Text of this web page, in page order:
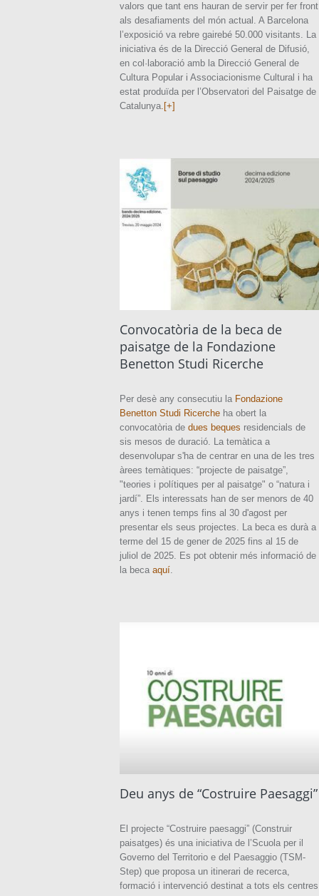
valors que tant ens hauran de servir per fer front
als desafiaments del món actual. A Barcelona
l’exposició va rebre gairebé 50.000 visitants. La
iniciativa és de la Direcció General de Difusió,
en col·laboració amb la Direcció General de
Cultura Popular i Associacionisme Cultural i ha
estat produïda per l’Observatori del Paisatge de
Catalunya.[+]
Convocatòria de la beca de
paisatge de la Fondazione
Benetton Studi Ricerche
Per desè any consecutiu la Fondazione
Benetton Studi Ricercheha obert la
convocatòria de dues beques residencials de
sis mesos de duració. La temàtica a
desenvolupar s'ha de centrar en una de les tres
àrees temàtiques: “projecte de paisatge”,
"teories i polítiques per al paisatge" o “natura i
jardí”. Els interessats han de ser menors de 40
anys i tenen temps fins al 30 d'agost per
presentar els seus projectes. La beca es durà a
terme del 15 de gener de 2025 fins al 15 de
juliol de 2025. Es pot obtenir més informació de
la beca aquí.
Deu anys de “Costruire Paesaggi”
El projecte “Costruire paesaggi” (Construir
paisatges) és una iniciativa de l’Scuola per il
Governo del Territorio e del Paesaggio (TSM-
Step) que proposa un itinerari de recerca,
formació i intervenció destinat a tots els centres